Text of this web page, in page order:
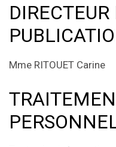
Mme RITOUET Carine